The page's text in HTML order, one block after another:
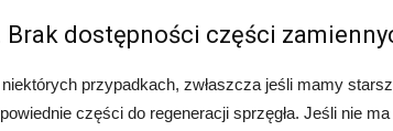
Brak dostępności części
przypadkach, zwłaszcza jeśli mamy
części do regeneracji sprzęgła. Jeśli nie